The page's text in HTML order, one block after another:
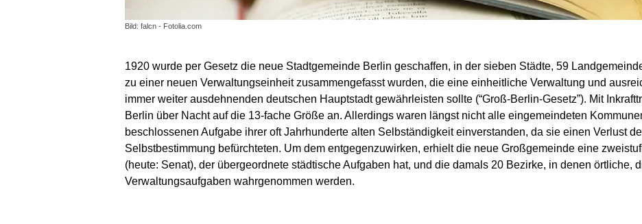
Bild: falcn - Fotolia.com
1920 wurde per Gesetz die neue Stadtgemeinde Berlin geschaffen, in der sieben Städte, 59
zu einer neuen Verwaltungseinheit zusammengefasst wurden, die eine einheitliche Verwaltung und
immer weiter ausdehnenden deutschen Hauptstadt gewährleisten sollte (“Groß-Berlin-Gesetz”). Mit
Berlin über Nacht auf die 13-fache Größe an. Allerdings waren längst nicht alle eingemeindeten
beschlossenen Aufgabe ihrer oft Jahrhunderte alten Selbständigkeit einverstanden, da sie einen Verlust
Selbstbestimmung befürchteten. Um dem entgegenzuwirken, erhielt die neue Großgemeinde eine
(heute: Senat), der übergeordnete städtische Aufgaben hat, und die damals 20 Bezirke, in denen örtliche,
Verwaltungsaufgaben wahrgenommen werden.